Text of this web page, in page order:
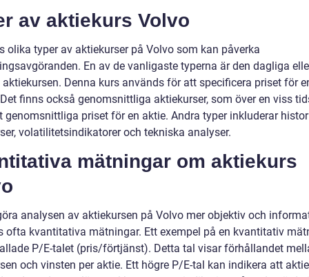
av aktiekurs Volvo
olika typer av aktiekurser på Volvo som kan påverka
En av de vanligaste typerna är den dagliga
Denna kurs används för att specificera priset för
finns också genomsnittliga aktiekurser, som över en viss
genomsnittliga priset för en aktie. Andra typer inkluderar
volatilitetsindikatorer och tekniska analyser.
mätningar om aktiekurs
analysen av aktiekursen på Volvo mer objektiv och
ofta kvantitativa mätningar. Ett exempel på en kvantitativ
P/E-talet (pris/förtjänst). Detta tal visar förhållandet
och vinsten per aktie. Ett högre P/E-tal kan indikera att